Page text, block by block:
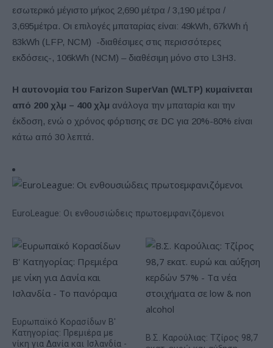
εσωτερικό μέγιστο μήκος 2,690 μέτρα / 3,190 μέτρα /
3,695μέτρα. Οι επιλογές μπαταρίας είναι: 49kWh, 67kWh ή
83kWh (LFP, NCM) -διαθέσιμες στις περισσότερες
εκδόσεις-, 106kWh (NCM) – διαθέσιμη μόνο στο L3H3.
Η αυτονομία του Farizon SuperVan (WLTP) κυμαίνεται
από 200 χλμ – 400 χλμ ανάλογα την μπαταρία και την
έκδοση, ενώ ο χρόνος φόρτισης σε DC για 20%-80% είναι
κάτω από 30 λεπτά.
EuroLeague: Οι ενθουσιώδεις πρωτοεμφανιζόμενοι
Ευρωπαϊκό Κορασίδων Β'
Κατηγορίας: Πρεμιέρα με
νίκη για Δανία και Ισλανδία -
Β.Σ. Καρούλιας: Τζίρος 98,7